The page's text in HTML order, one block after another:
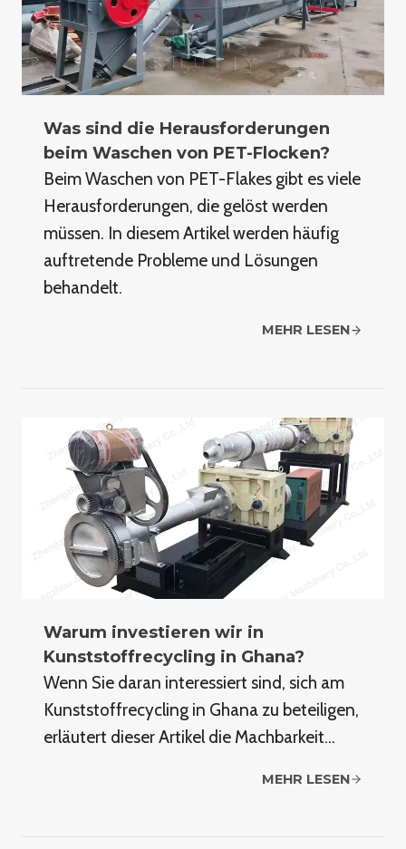
Was sind die Herausforderungen
beim Waschen von PET-Flocken?
Beim Waschen von PET-Flakes gibt es viele
Herausforderungen, die gelöst werden
müssen. In diesem Artikel werden häufig
auftretende Probleme und Lösungen
behandelt.
MEHR LESEN
Warum investieren wir in
Kunststoffrecycling in Ghana?
Wenn Sie daran interessiert sind, sich am
Kunststoffrecycling in Ghana zu beteiligen,
erläutert dieser Artikel die Machbarkeit…
MEHR LESEN